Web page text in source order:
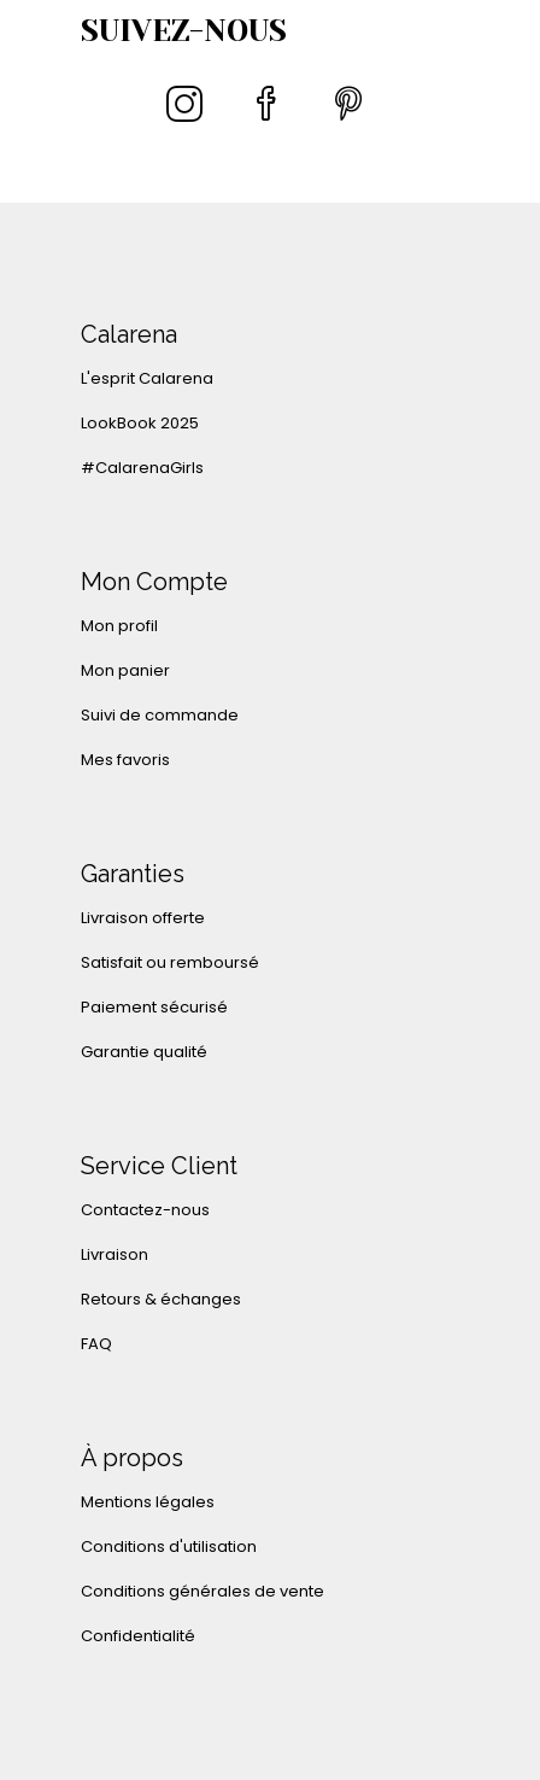
SUIVEZ-NOUS
Calarena
L'esprit Calarena
LookBook 2025
#CalarenaGirls
Mon Compte
Mon profil
Mon panier
Suivi de commande
Mes favoris
Garanties
Livraison offerte
Satisfait ou remboursé
Paiement sécurisé
Garantie qualité
Service Client
Contactez-nous
Livraison
Retours & échanges
FAQ
À propos
Mentions légales
Conditions d'utilisation
Conditions générales de vente
Confidentialité